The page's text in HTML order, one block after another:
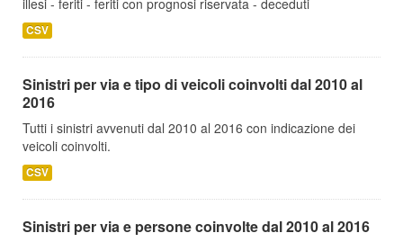
illesi - feriti - feriti con prognosi riservata - deceduti
CSV
Sinistri per via e tipo di veicoli coinvolti dal 2010 al
2016
Tutti i sinistri avvenuti dal 2010 al 2016 con indicazione dei
veicoli coinvolti.
CSV
Sinistri per via e persone coinvolte dal 2010 al 2016